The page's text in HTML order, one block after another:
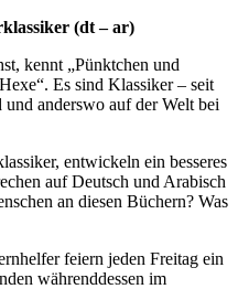
(dt – ar)
kennt „Pünktchen und
Es sind Klassiker – seit
anderswo auf der Welt bei
entwickeln ein besseres
auf Deutsch und Arabisch
an diesen Büchern? Was
feiern jeden Freitag ein
währenddessen im